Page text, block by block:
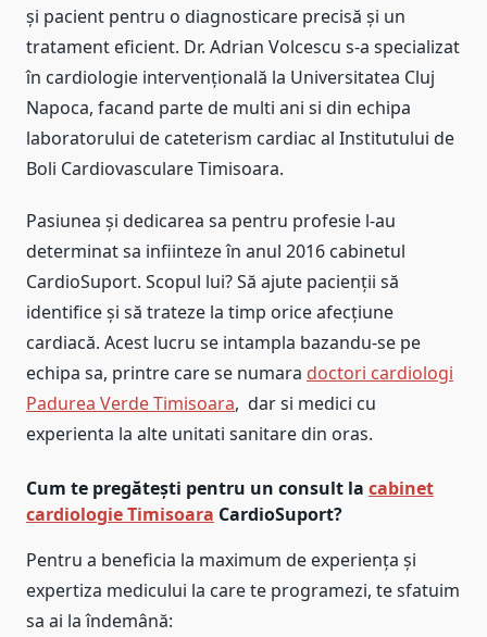
și pacient pentru o diagnosticare precisă și un
tratament eficient. Dr. Adrian Volcescu s-a specializat
în cardiologie intervențională la Universitatea Cluj
Napoca, facand parte de multi ani si din echipa
laboratorului de cateterism cardiac al Institutului de
Boli Cardiovasculare Timisoara.
Pasiunea și dedicarea sa pentru profesie l-au
determinat sa infiinteze în anul 2016 cabinetul
CardioSuport. Scopul lui? Să ajute pacienții să
identifice și să trateze la timp orice afecțiune
cardiacă. Acest lucru se intampla bazandu-se pe
echipa sa, printre care se numara doctori cardiologi
Padurea Verde Timisoara, dar si medici cu
experienta la alte unitati sanitare din oras.
Cum te pregătești pentru un consult la cabinet
cardiologie Timisoara CardioSuport?
Pentru a beneficia la maximum de experiența și
expertiza medicului la care te programezi, te sfatuim
sa ai la îndemână: